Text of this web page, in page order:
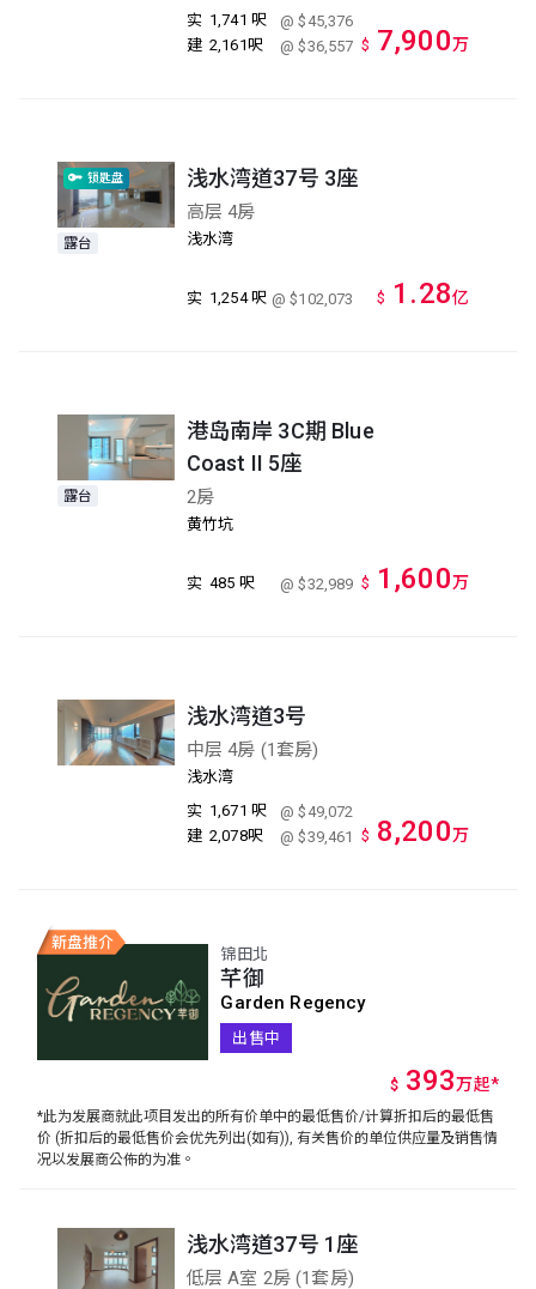
实 1,741 呎
@ $45,376
建 2,161呎 @ $36,557 $ 7,900万
锁匙盘
露台
浅水湾道37号 3座
高层 4房
浅水湾
实 1,254 呎 @ $102,073 $ 1.28亿
露台
港岛南岸 3C期 Blue
Coast II 5座
2房
黄竹坑
实 485 呎 @ $32,989 $ 1,600万
浅水湾道3号
中层 4房 (1套房)
浅水湾
实 1,671 呎
@ $49,072
建 2,078呎 @ $39,461 $ 8,200万
锦田北
芊御
Garden Regency
出售中
$ 393万起*
*此为发展商就此项目发出的所有价单中的最低售价/计算折扣后的最低售
价 (折扣后的最低售价会优先列出(如有)), 有关售价的单位供应量及销售情
况以发展商公佈的为准。
浅水湾道37号 1座
低层 A室 2房 (1套房)